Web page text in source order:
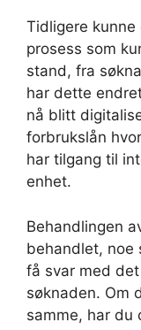
Tidligere
prosess som
stand, fra
har dette
nå blitt
forbrukslån
har tilgang til
enhet.
Behandlingen
behandlet, noe
få svar med
søknaden. Om
samme, har du